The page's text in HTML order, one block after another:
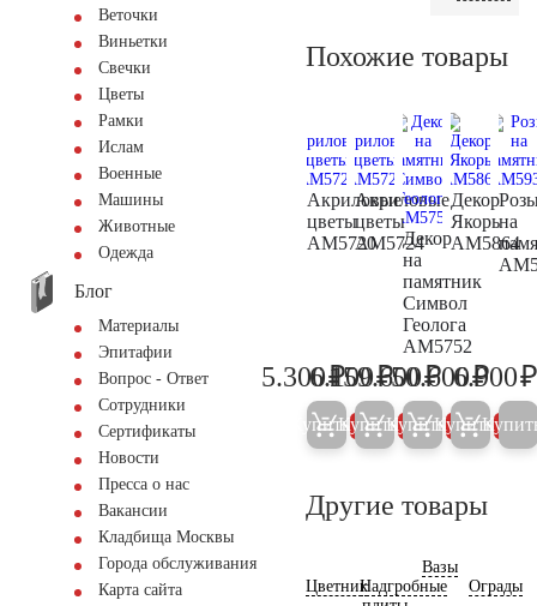
Веточки
Виньетки
Свечки
Цветы
Рамки
Ислам
Военные
Машины
Животные
Одежда
Блог
Материалы
Эпитафии
Вопрос - Ответ
Сотрудники
Сертификаты
Новости
Пресса о нас
Вакансии
Кладбища Москвы
Города обслуживания
Карта сайта
Похожие товары
Акриловые
цветы
AM5720
5.600
5.300₽
Купить 5%
Акриловые
цветы
AM5724
6.400
6.100₽
Купить 5%
Декор
на
памятник
Символ
Геолога
AM5752
168.000
159.600₽
Купить 5%
Декор
Якорь
AM5864
50.600₽
Купить 5%
на
6.900₽
Другие товары
ЦветникНадгробные
Вазы
Ограды